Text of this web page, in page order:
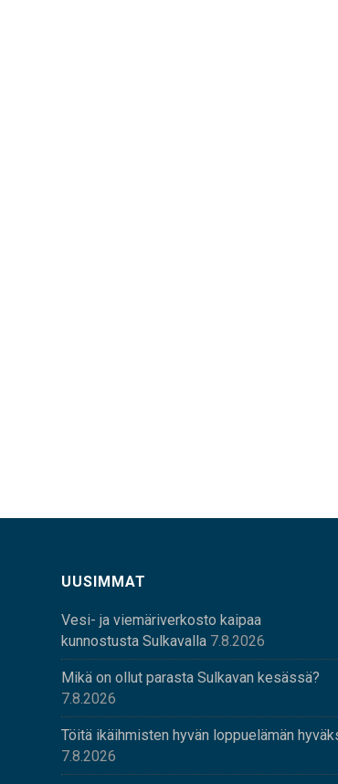
UUSIMMAT
Vesi- ja viemäriverkosto kaipaa
kunnostusta Sulkavalla 7.8.2026
Mikä on ollut parasta Sulkavan kesässä?
7.8.2026
Töitä ikäihmisten hyvän loppuelämän
7.8.2026